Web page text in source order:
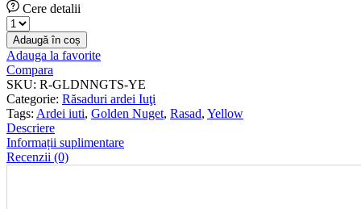
Cere detalii
Răsad
de
ardei
iute
Golden
Nuget
cantitate
Adaugă în coș
Adauga la favorite
Compara
SKU: R-GLDNNGTS-YE
Categorie: Răsaduri ardei Iuţi
Tags: Ardei iuti, Golden Nuget, Rasad, Yellow
Descriere
Informații suplimentare
Recenzii (0)